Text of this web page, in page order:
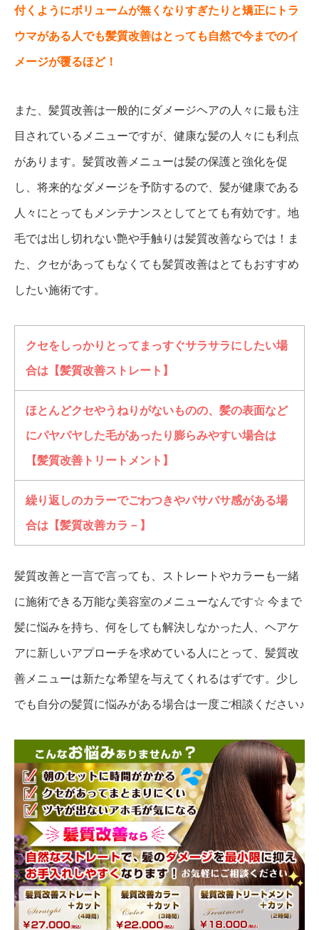
付くようにボリュームが無くなりすぎたりと矯正にトラ
ウマがある人でも髪質改善はとっても自然で今までのイ
メージが覆るほど！
また、髪質改善は一般的にダメージヘアの人々に最も注
目されているメニューですが、健康な髪の人々にも利点
があります。髪質改善メニューは髪の保護と強化を促
し、将来的なダメージを予防するので、髪が健康である
人々にとってもメンテナンスとしてとても有効です。地
毛では出し切れない艶や手触りは髪質改善ならでは！ま
た、クセがあってもなくても髪質改善はとてもおすすめ
したい施術です。
クセをしっかりとってまっすぐサラサラにしたい場
合は【髪質改善ストレート】
ほとんどクセやうねりがないものの、髪の表面など
にパヤパヤした毛があったり膨らみやすい場合は
【髪質改善トリートメント】
繰り返しのカラーでごわつきやバサバサ感がある場
合は【髪質改善カラ－】
髪質改善と一言で言っても、ストレートやカラーも一緒
に施術できる万能な美容室のメニューなんです☆ 今まで
髪に悩みを持ち、何をしても解決しなかった人、ヘアケ
アに新しいアプローチを求めている人にとって、髪質改
善メニューは新たな希望を与えてくれるはずです。少し
でも自分の髪質に悩みがある場合は一度ご相談ください♪